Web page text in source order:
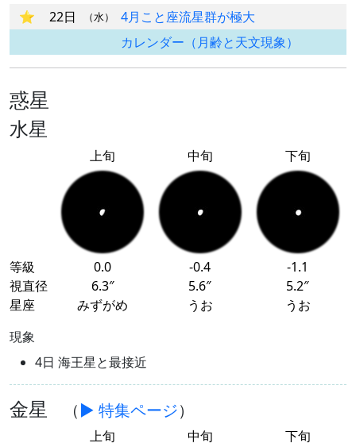
22日
（水）
4月こと座流星群が極大
カレンダー（月齢と天文現象）
惑星
水星
上旬 中旬 下旬
等級 0.0 -0.4
-1.1
視直径
6.3″ 5.6″
5.2″
星座
みずがめ うお
うお
現象
4日 海王星と最接近
金星 （▶ 特集ページ）
上旬 中旬 下旬